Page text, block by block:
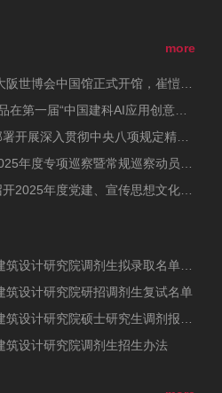
more
2025年日本大阪世博会中国馆正式开馆，崔愷院士参加开幕式
中国院6个作品在第一届“中国建科AI应用创意大赛”中荣获佳绩
中国院党委部署开展深入贯彻中央八项规定精神学习教育工作
中国院召开2025年度专项巡察暨常规巡察动员部署会
中国院党委召开2025年度党建、宣传思想文化和统战工作会议暨党风廉政建设和反腐败工作会议、警示教育大会
2026年中国建筑设计研究院调剂生拟录取名单公示
筑设计研究院研招调剂生复试名单
2026年中国建筑设计研究院硕士研究生调剂报考公告
筑设计研究院调剂生招生办法